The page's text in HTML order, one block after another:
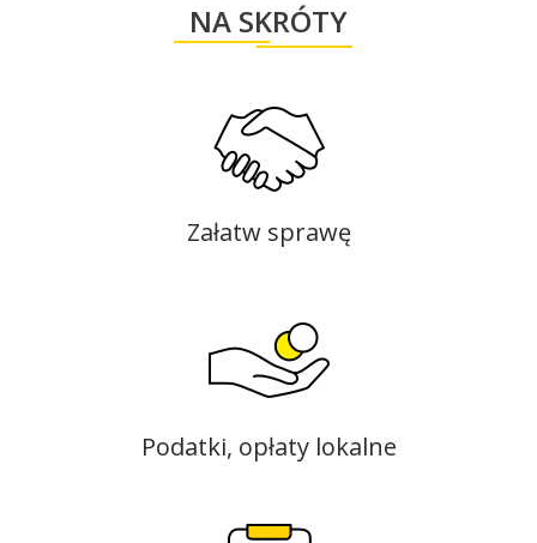
NA SKRÓTY
Załatw sprawę
Podatki, opłaty lokalne